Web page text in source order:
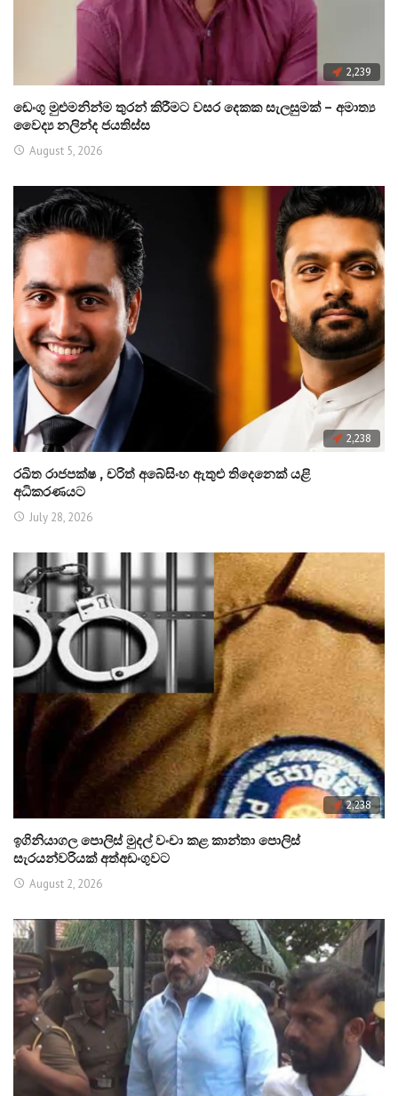
2,239
ඩෙංගු මුළුමනින්ම තුරන් කිරීමට වසර දෙකක සැලසුමක් – අමාත්‍ය
වෛද්‍ය නලින්ද ජයතිස්ස
August 5, 2026
2,238
රඛිත රාජපක්ෂ , චරිත් අබේසිංහ ඇතුළු තිදෙනෙක් යළි
අධිකරණයට
July 28, 2026
2,238
ඉගිනියාගල පොලිස් මුදල් වංචා කළ කාන්තා පොලිස්
සැරයන්වරියක් අත්අඩංගුවට
August 2, 2026